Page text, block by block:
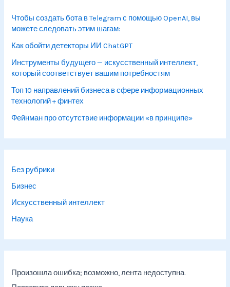
Чтобы создать бота в Telegram с помощью OpenAI, вы
можете следовать этим шагам:
Как обойти детекторы ИИ ChatGPT
Инструменты будущего — искусственный интеллект,
который соответствует вашим потребностям
Топ 10 направлений бизнеса в сфере информационных
технологий + финтех
Фейнман про отсутствие информации «в принципе»
Без рубрики
Бизнес
Искусственный интеллект
Наука
Произошла ошибка; возможно, лента недоступна.